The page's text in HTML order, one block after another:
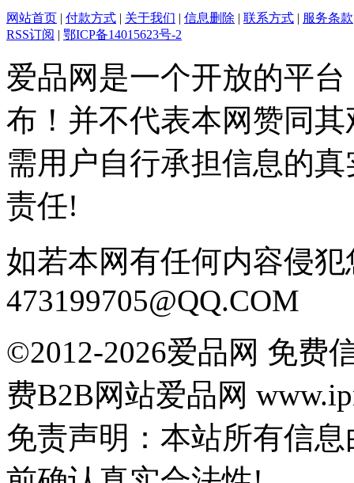
网站首页 | 付款方式 | 关于我们 | 信息删除 | 联系方式 | 服务条款
RSS订阅 | 鄂ICP备14015623号-2
爱品网是一个开放的平
布！并不代表本网赞同
需用户自行承担信息的
责任!
如若本网有任何内容侵
473199705@QQ.COM
©2012-2026爱品网 免费
费B2B网站爱品网
免责声明：本站所有信